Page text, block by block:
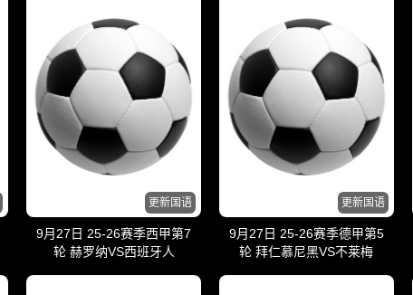
更新国语
9月27日 25-26赛季西甲第7
轮 赫罗纳VS西班牙人
更新国语
9月27日 25-26赛季德甲第5
轮 拜仁慕尼黑VS不莱梅